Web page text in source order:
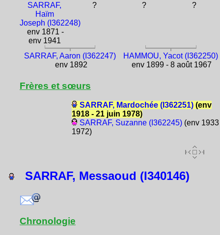
SARRAF,
Haïm
Joseph (I362248)
env 1871 -
env 1941
? ? ?
SARRAF, Aaron (I362247)
env 1892
HAMMOU, Yacot (I362250)
env 1899 - 8 août 1967
Frères et sœurs
SARRAF, Mardochée (I362251)(env
1918 - 21 juin 1978)
SARRAF, Suzanne (I362245)(env 1933
1972)
SARRAF, Messaoud (I340146)
Chronologie